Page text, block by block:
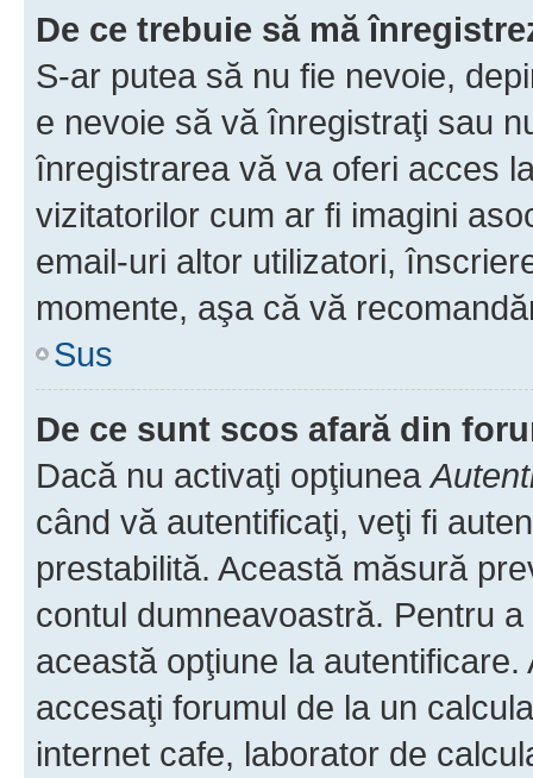
De ce trebuie să mă
S-ar putea să nu fie nevoie,
e nevoie să vă înregistraţi sau
înregistrarea vă va oferi acces
vizitatorilor cum ar fi imagini
email-uri altor utilizatori,
momente, aşa că vă
Sus
De ce sunt scos afară din
Dacă nu activaţi opţiunea
când vă autentificaţi, veţi fi
prestabilită. Această măsură
contul dumneavoastră. Pentru
această opţiune la
accesaţi forumul de la un
internet cafe, laborator de